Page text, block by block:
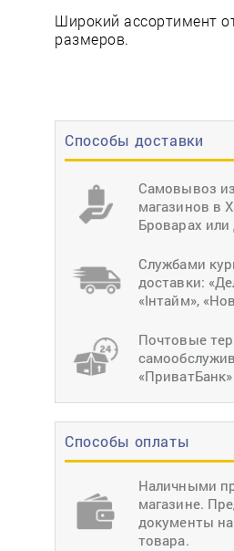
Способы доставки
Самовывоз
магазинов в
Броварах
Службами
доставки:
«Інтайм»,
Почтовые
«ПриватБанк»
Способы оплаты
Наличными
магазине.
документы
товара.
Широкий ассортимент
размеров.